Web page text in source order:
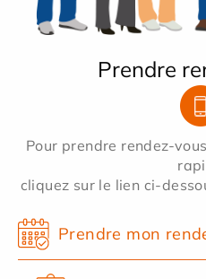
Prendre
Pour prendre rendez-
cliquez sur le lien ci-
Prendre mon